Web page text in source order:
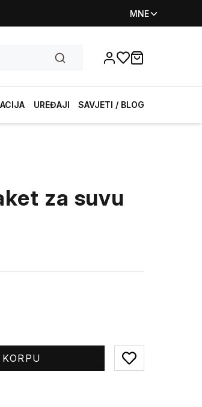
MNE
Favorites
items in cart,
UREĐAJI SAVJETI / BLOG
za suvu
Add to favorites